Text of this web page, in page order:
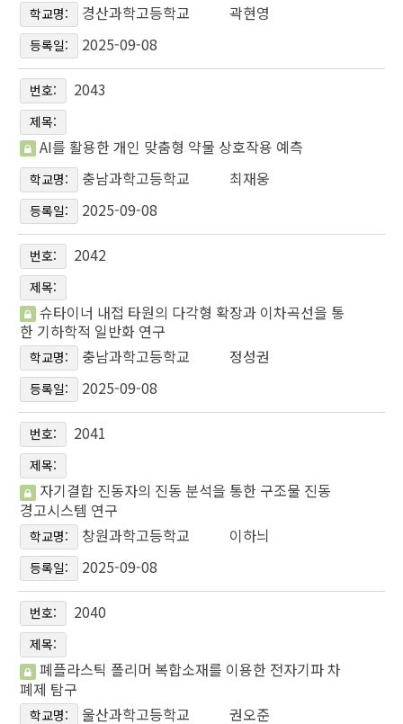
학교명: 경산과학고등학교 곽현영
등록일: 2025-09-08
번호: 2043
제목:
AI를 활용한 개인 맞춤형 약물 상호작용 예측
학교명: 충남과학고등학교 최재웅
등록일: 2025-09-08
번호: 2042
제목:
슈타이너 내접 타원의 다각형 확장과 이차곡선을 통
한 기하학적 일반화 연구
학교명: 충남과학고등학교 정성권
등록일: 2025-09-08
번호: 2041
제목:
자기결합 진동자의 진동 분석을 통한 구조물 진동
경고시스템 연구
학교명: 창원과학고등학교 이하늬
등록일: 2025-09-08
번호: 2040
제목:
폐플라스틱 폴리머 복합소재를 이용한 전자기파 차
폐제 탐구
학교명: 울산과학고등학교 권오준